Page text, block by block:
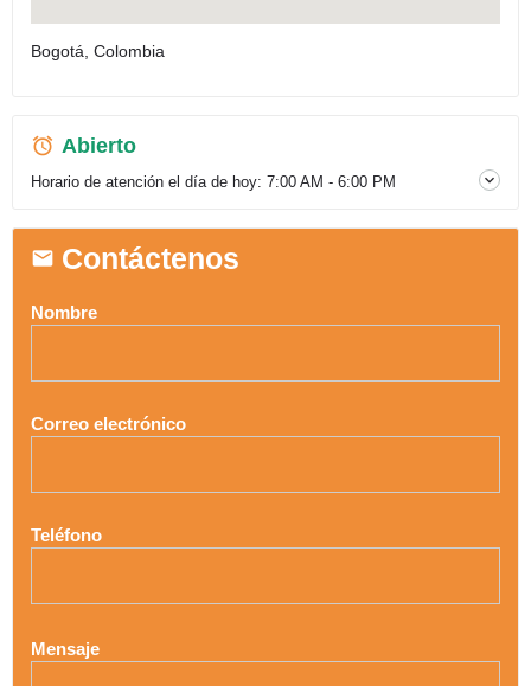
Bogotá, Colombia
Abierto
Horario de atención el día de hoy: 7:00 AM - 6:00 PM
Contáctenos
Nombre
Correo electrónico
Teléfono
Mensaje